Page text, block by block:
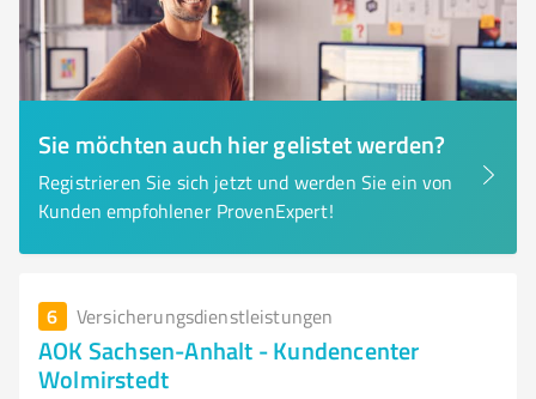
Sie möchten auch hier gelistet werden?
Registrieren Sie sich jetzt und werden Sie ein von
Kunden empfohlener ProvenExpert!
6 Versicherungsdienstleistungen
AOK Sachsen-Anhalt - Kundencenter
Wolmirstedt